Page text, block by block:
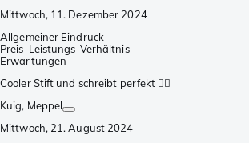
Mittwoch, 11. Dezember 2024
Allgemeiner Eindruck
Preis-Leistungs-Verhältnis
Erwartungen
Cooler Stift und schreibt perfekt 👍🏻
Kuig, Meppel
Mittwoch, 21. August 2024